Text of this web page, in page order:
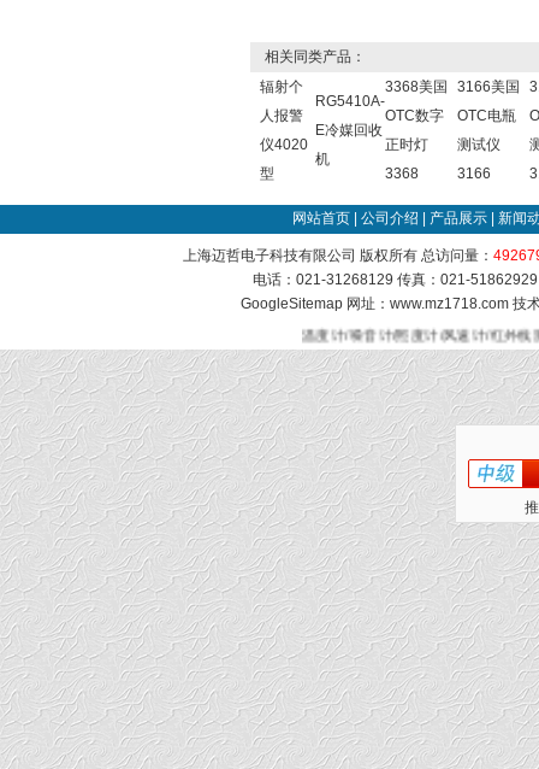
相关同类产品：
辐射个
人报警
仪4020
型
RG5410A-
E冷媒回收
机
3368美国
OTC数字
正时灯
3368
3166美国
OTC电瓶
测试仪
3166
网站首页 公司介绍 产品展示 新闻
上海迈哲电子科技有限公司 版权所有 总访问量：
电话：021-31268129 传真：021-
GoogleSitemap网址：www.mz1718.com 技
温度计/噪音计/照度计/风速计/红外